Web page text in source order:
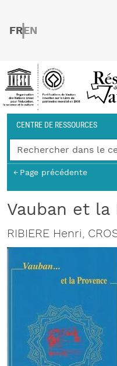
FRENCH
ENGLISH
Fil d'Ariane
CENTRE DE RESSOURCES
Page précédente
Vauban et la
RIBIERE Henri,